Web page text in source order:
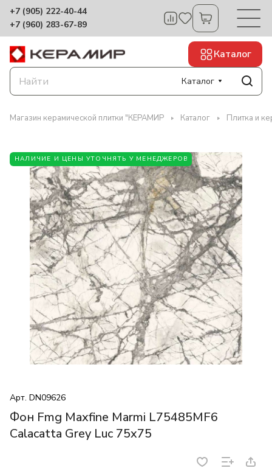
+7 (905) 222-40-44
+7 (960) 283-67-89
Каталог
Каталог
Магазин керамической плитки "КЕРАМИР Каталог Плитка и
НАЛИЧИЕ И ЦЕНЫ УТОЧНЯТЬ У МЕНЕДЖЕРОВ
Арт. DN09626
Фон Fmg Maxfine Marmi L75485MF6
Calacatta Grey Luc 75x75